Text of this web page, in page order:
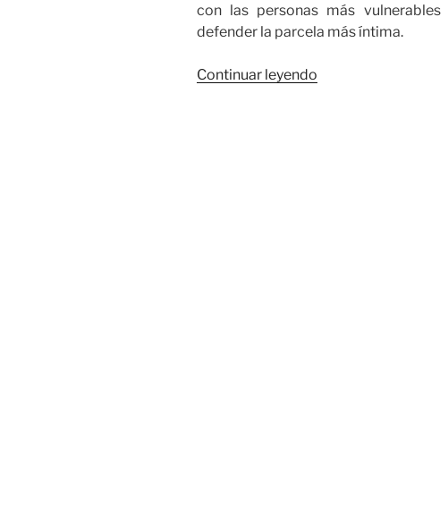
con las personas más
defender la parcela más íntima.
Continuar leyendo